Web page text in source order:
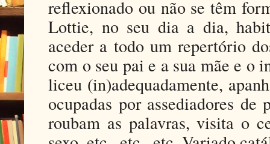
reflexionado ou não se têm
Lottie, no seu dia a dia,
aceder a todo um repertório
com o seu pai e a sua mãe e o
liceu (in)adequadamente,
ocupadas por assediadores
roubam as palavras, visita o